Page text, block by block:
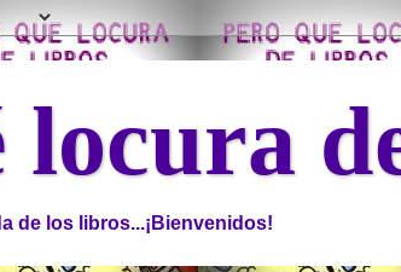
locura
de los libros...¡Bienvenidos!